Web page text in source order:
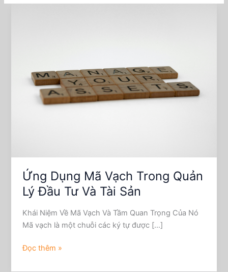
Ứng Dụng Mã Vạch Trong Quản
Lý Đầu Tư Và Tài Sản
Khái Niệm Về Mã Vạch Và Tầm Quan Trọng Của Nó
Mã vạch là một chuỗi các ký tự được […]
Quản
Đọc thêm »